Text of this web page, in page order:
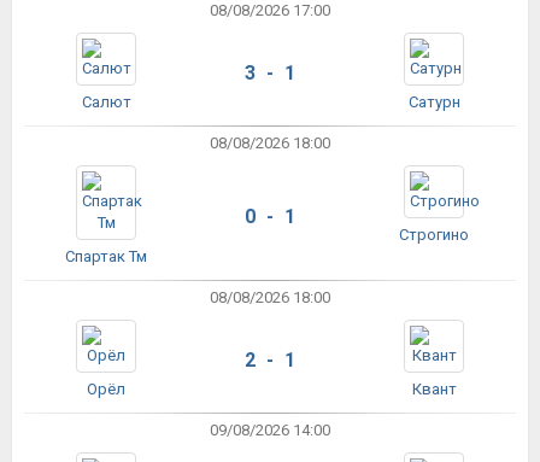
08/08/2026 17:00
Салют
3 - 1
Сатурн
08/08/2026 18:00
Спартак Тм
0 - 1
Строгино
08/08/2026 18:00
Орёл
2 - 1
Квант
09/08/2026 14:00